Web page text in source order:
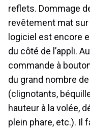
reflets. Dommage
revêtement mat
logiciel est encore
du côté de l’appli.
commande à
du grand nombre
(clignotants,
hauteur à la volée,
plein phare, etc.). Il